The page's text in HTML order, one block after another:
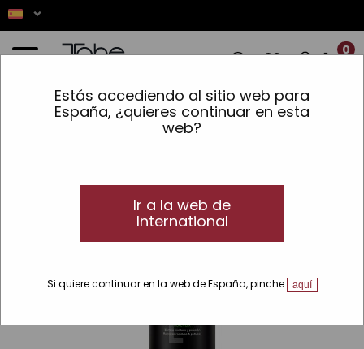
Estás accediendo al sitio web para
España, ¿quieres continuar en esta
web?
Ir a la web de
International
Si quiere continuar en la web de España, pinche aquí
0
REALIZADOS ENTRE EL 7 Y EL 16
Champú purificante de uso previo Hair Cure Detox Shampoo